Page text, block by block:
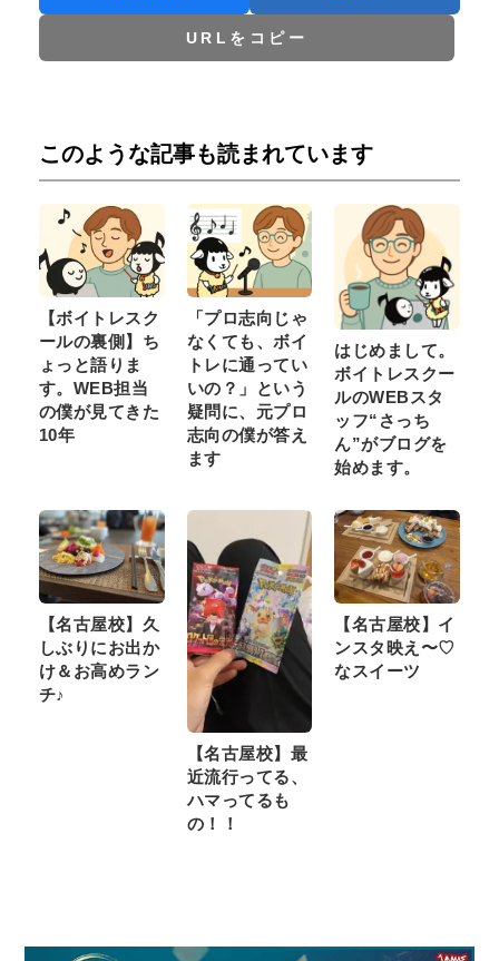
URLをコピー
このような記事も読まれています
【ボイトレスク
ールの裏側】ち
ょっと語りま
す。WEB担当
の僕が見てきた
10年
「プロ志向じゃ
なくても、ボイ
トレに通ってい
いの？」という
疑問に、元プロ
志向の僕が答え
ます
はじめまして。
ボイトレスクー
ルのWEBスタ
ッフ“さっち
ん”がブログを
始めます。
【名古屋校】久
しぶりにお出か
け＆お高めラン
チ♪
【名古屋校】最
近流行ってる、
ハマってるも
の！！
【名古屋校】イ
ンスタ映え〜♡
なスイーツ